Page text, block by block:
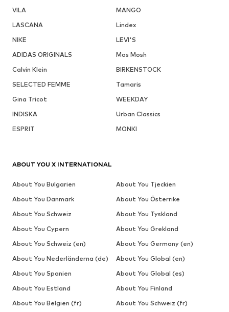
VILA
MANGO
LASCANA
Lindex
NIKE
LEVI'S
ADIDAS ORIGINALS
Mos Mosh
Calvin Klein
BIRKENSTOCK
SELECTED FEMME
Tamaris
Gina Tricot
WEEKDAY
INDISKA
Urban Classics
ESPRIT
MONKI
ABOUT YOU X INTERNATIONAL
About You Bulgarien
About You Tjeckien
About You Danmark
About You Österrike
About You Schweiz
About You Tyskland
About You Cypern
About You Grekland
About You Schweiz (en)
About You Germany (en)
About You Nederländerna (de)
About You Global (en)
About You Spanien
About You Global (es)
About You Estland
About You Finland
About You Belgien (fr)
About You Schweiz (fr)